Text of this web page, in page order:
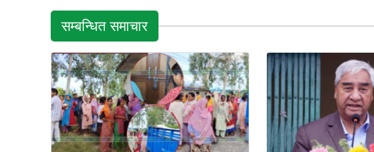
सम्बन्धित समाचार